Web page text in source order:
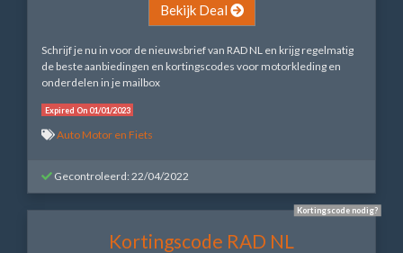
Bekijk Deal
Schrijf je nu in voor de nieuwsbrief van RAD NL en krijg regelmatig
de beste aanbiedingen en kortingscodes voor motorkleding en
onderdelen in je mailbox
Expired On 01/01/2023
Auto Motor en Fiets
Gecontroleerd: 22/04/2022
Kortingscode nodig?
Kortingscode RAD NL